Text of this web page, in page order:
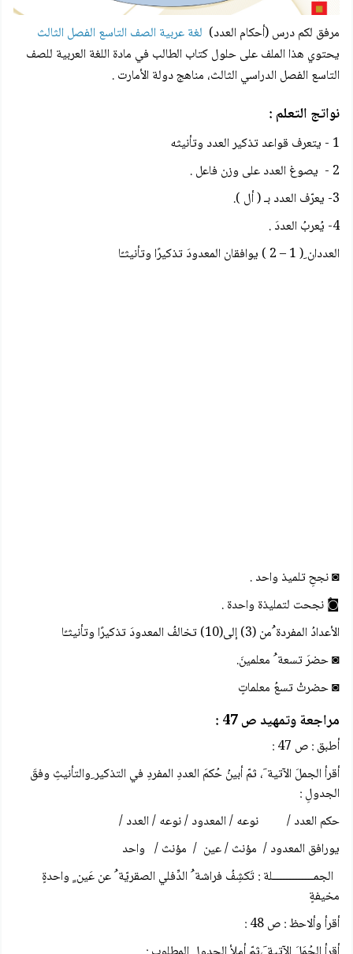
مرفق لكمدرس (أحكام العدد) لغة عربية الصف التاسع الفصل الثالث
يحتوي هذا الملف على حلول كتاب الطالب في مادة اللغة العربية للصف
التاسع الفصل الدراسي الثالث، مناهج دولة الأمارت .
نواتج التعلم :
1 - يتعرف قواعد تذكير العدد وتأنيثه
2 - يصوغ العدد على وزن فاعل .
3- يعرّف العدد بـ ( أل ).
4- يُعربُ العددَ .
العددان ِ( 1 – 2 ) يوافقان المعدودَ تذكيرًا وتأنيثـًا
◙ نجحِ تلميذ واحد .
◙ٌ نجحت لتمليذة واحدة .
الأعدادُ المفردة ُمن (3) إلى(10) تخالفُ المعدودَ تذكيرًا وتأنيثـًا
◙ حضرَ تسعة ُ معلمينَ.
◙ حضرتْ تسعُ معلماتٍ
مراجعة وتمهيد ص 47 :
أطبق : ص 47 :
أقرأ الجملَ الآتية َ، ثمّ أبينُ حُكمَ العددِ المفردِ في التذكير ِوالتأنيثِ وفقَ
الجدولِ :
حكم العدد / نوعه / المعدود / نوعه / العدد /
يورافق المعدود / مؤنث / عين / مؤنث / واحد
الجمـــــــــــــلة : تَكشِفُ فراشة ُ الدِّفلي الصقريّة ُ عن عَين ٍ واحدةٍ
مخيفةٍ
أقرأ وألاحظ : ص 48 :